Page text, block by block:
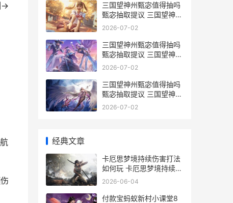
→
三国望神州甄宓值得抽吗
甄宓抽取提议 三国望神州
甄宓路线
2026-07-02
三国望神州甄宓值得抽吗
甄宓抽取提议 三国望神州
甄宓下一个武将
2026-07-02
三国望神州甄宓值得抽吗
甄宓抽取提议 三国望神州
甄宓10抽出
2026-07-02
经典文章
卡厄思梦境持续伤害打法
如何玩 卡厄思梦境持续伤
害
2026-06-04
付款宝蚂蚁新村小课堂8